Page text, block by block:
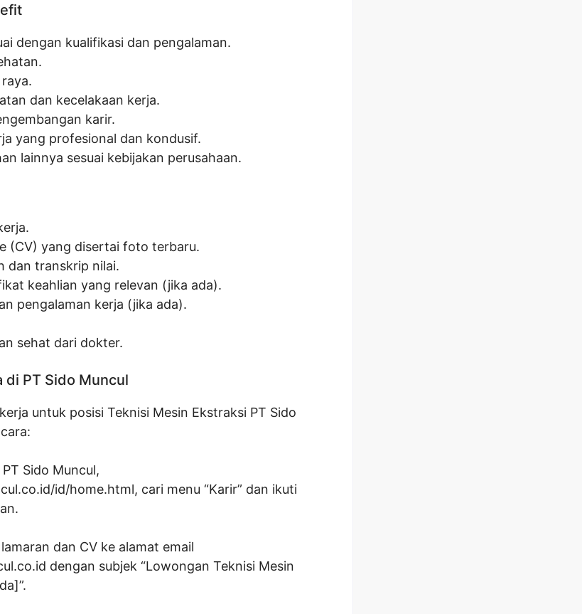
dengan kualifikasi dan pengalaman.
dan kecelakaan kerja.
karir.
yang profesional dan kondusif.
lainnya sesuai kebijakan perusahaan.
(CV) yang disertai foto terbaru.
dan transkrip nilai.
keahlian yang relevan (jika ada).
pengalaman kerja (jika ada).
sehat dari dokter.
di PT Sido Muncul
untuk posisi Teknisi Mesin Ekstraksi PT Sido
Sido Muncul,
id/home.html, cari menu “Karir” dan ikuti
dan CV ke alamat email
dengan subjek “Lowongan Teknisi Mesin